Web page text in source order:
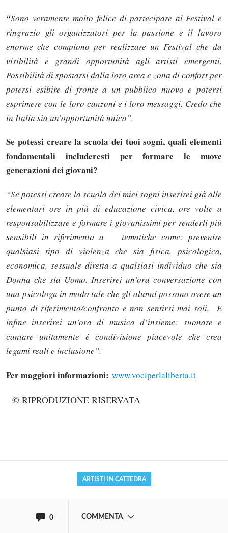
“Sono veramente molto felice di partecipare al Festival e
ringrazio gli organizzatori per la passione e il lavoro
enorme che compiono per realizzare un Festival che da
visibilità e grandi opportunità agli artisti emergenti.
Possibilità di spostarsi dalla loro area e zona di confort per
potersi esibire di fronte a un pubblico nuovo e potersi
esprimere con le loro canzoni e i loro messaggi. Credo che
in Italia sia un’opportunità unica”.
Se potessi creare la scuola dei tuoi sogni, quali elementi
fondamentali includeresti per formare le nuove
generazioni dei giovani?
“Se potessi creare la scuola dei miei sogni inserirei già alle
elementari ore in più di educazione civica, ore volte a
responsabilizzare e formare i giovanissimi per renderli più
sensibili in riferimento a tematiche come: prevenire
qualsiasi tipo di violenza che sia fisica, psicologica,
economica, sessuale diretta a qualsiasi individuo che sia
Donna che sia Uomo. Inserirei un’ora conversazione con
una psicologa in modo tale che gli alunni possano avere un
punto di riferimento/confronto e non sentirsi mai soli. E
infine inserirei un’ora di musica d’insieme: suonare e
cantare unitamente è condivisione piacevole che crea
legami reali e inclusione”.
Per maggiori informazioni: www.vociperlaliberta.it
© RIPRODUZIONE RISERVATA
ARTISTI IN CATTEDRA
0 COMMENTA
Solo gli utenti registrati possono